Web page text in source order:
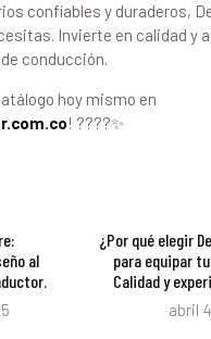
confiables y duraderos,
Invierte en calidad y
conducción.
hoy mismo en
! ????✨
al
¿Por qué elegir
para equipar
Calidad y
abril